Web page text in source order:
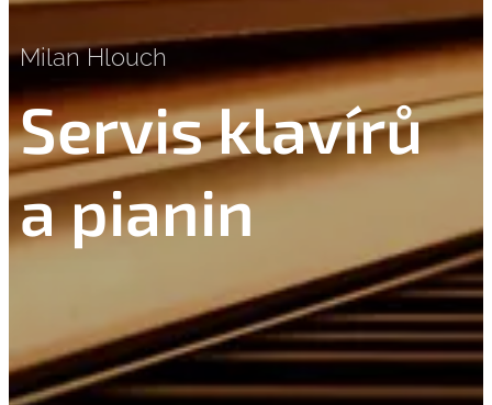
Milan Hlouch
Servis klavírů
a pianin